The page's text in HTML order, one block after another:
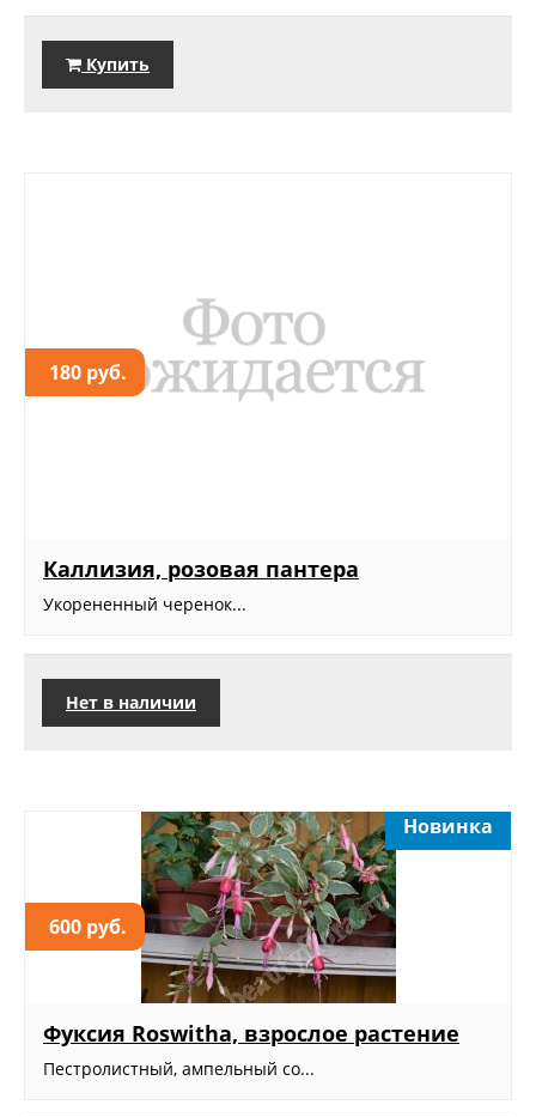
Купить
180 руб.
Каллизия, розовая пантера
Укорененный черенок...
Нет в наличии
600 руб.
Новинка
Фуксия Roswitha, взрослое растение
Пестролистный, ампельный со...